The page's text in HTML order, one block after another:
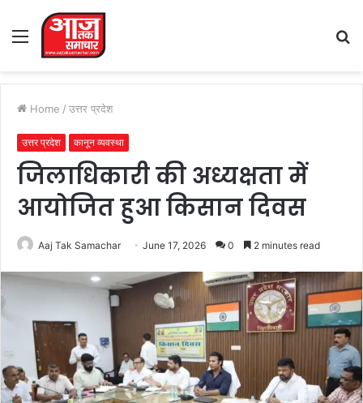
Menu
Home / उत्तर प्रदेश
उत्तर प्रदेश कानून व्यवस्था
जिलाधिकारी की अध्यक्षता में
आयोजित हुआ किसान दिवस
Aaj Tak Samachar June 17, 2026 0 2 minutes read